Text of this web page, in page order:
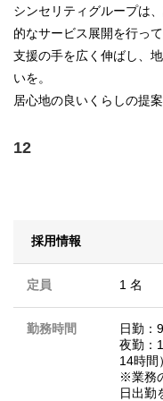
シンセリティグループは
的なサービス展開を行って
支援の手を広く伸ばし、
いを。
居心地の良いくらしの提
12
採用情報
定員 1 名
勤務時間
日勤：
夜勤
14時間）
※業務
日出勤